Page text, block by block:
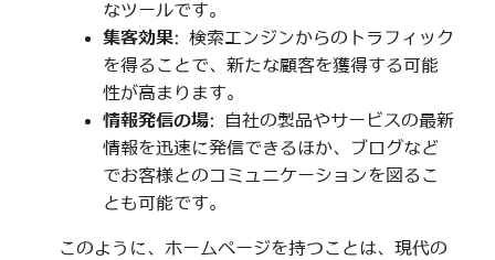
なツールです。
集客効果: 検索エンジンからのトラフィック
を得ることで、新たな顧客を獲得する可能
性が高まります。
情報発信の場: 自社の製品やサービスの最新
情報を迅速に発信できるほか、ブログなど
でお客様とのコミュニケーションを図るこ
とも可能です。
このように、ホームページを持つことは、現代の